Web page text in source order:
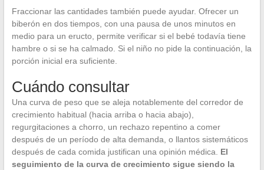
Fraccionar las cantidades también puede ayudar. Ofrecer un
biberón en dos tiempos, con una pausa de unos minutos en
medio para un eructo, permite verificar si el bebé todavía tiene
hambre o si se ha calmado. Si el niño no pide la continuación, la
porción inicial era suficiente.
Cuándo consultar
Una curva de peso que se aleja notablemente del corredor de
crecimiento habitual (hacia arriba o hacia abajo),
regurgitaciones a chorro, un rechazo repentino a comer
después de un período de alta demanda, o llantos sistemáticos
después de cada comida justifican una opinión médica. El
seguimiento de la curva de crecimiento sigue siendo la